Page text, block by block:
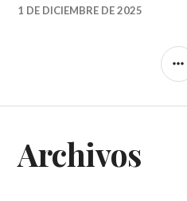
1 DE DICIEMBRE DE 2025
Archivos